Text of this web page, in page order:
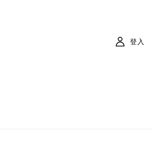
登入